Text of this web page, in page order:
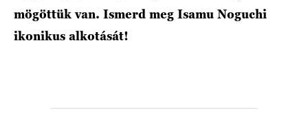
mögöttük van. Ismerd meg Isamu Noguchi
ikonikus alkotását!